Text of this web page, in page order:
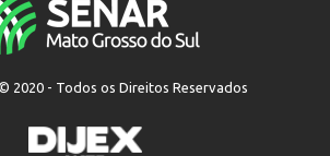
2020 - Todos os Direitos Reservados